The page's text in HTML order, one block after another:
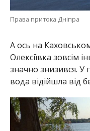
Олексіївка, 5 травня